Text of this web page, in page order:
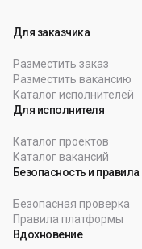
Для заказчика
Разместить заказ
Разместить вакансию
Каталог исполнителей
Для исполнителя
Каталог проектов
Каталог вакансий
Безопасность и правила
Безопасная проверка
Правила платформы
Вдохновение